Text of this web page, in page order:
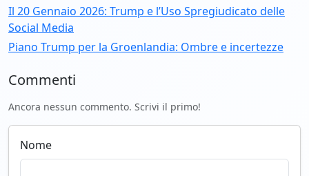
Il 20 Gennaio 2026: Trump e l’Uso Spregiudicato delle
Social Media
Piano Trump per la Groenlandia: Ombre e incertezze
Commenti
Ancora nessun commento. Scrivi il primo!
Nome